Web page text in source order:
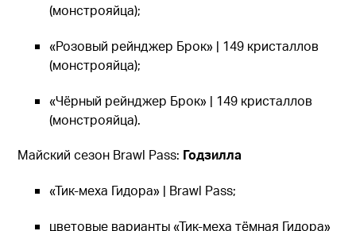
(монстрояйца);
«Розовый рейнджер Брок» | 149 кристаллов
(монстрояйца);
«Чёрный рейнджер Брок» | 149 кристаллов
(монстрояйца).
Майский сезон Brawl Pass: Годзилла
«Тик-меха Гидора» | Brawl Pass;
цветовые варианты «Тик-меха тёмная Гидора»